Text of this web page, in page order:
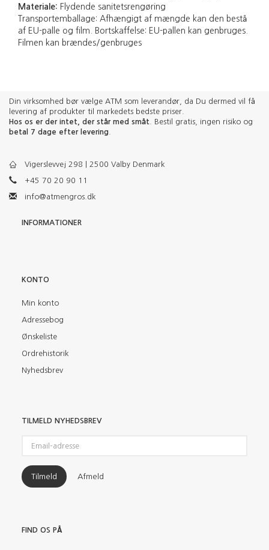
Materiale: Flydende sanitetsrengøring
Transportemballage: Afhængigt af mængde kan den bestå
af EU-palle og film. Bortskaffelse: EU-pallen kan genbruges.
Filmen kan brændes/genbruges
Din virksomhed bør vælge ATM som leverandør, da Du dermed vil få
levering af produkter til markedets bedste priser.
Hos os er der intet, der står med småt . Bestil gratis, ingen risiko og
betal 7 dage efter levering
Vigerslevvej 298 | 2500 Valby Denmark
+45 70 20 90 11
info@atmengros.dk
INFORMATIONER
KONTO
Min konto
Adressebog
Ønskeliste
Ordrehistorik
Nyhedsbrev
TILMELD NYHEDSBREV
adresse
Tilmeld Afmeld
FIND OS PÅ